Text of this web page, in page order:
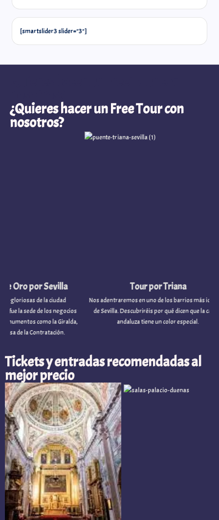
[smartslider3 slider="3"]
¿Quieres hacer un Free Tour con
nosotros?
Tour por Triana
Nos adentraremos en uno de los barrios más icónicos
de Sevilla. Descubriréis por qué dicen que la capital
andaluza tiene un color especial.
Sevilla
de la ciudad
de los negocios
como la Giralda,
Tickets y entradas recomendadas al
mejor precio